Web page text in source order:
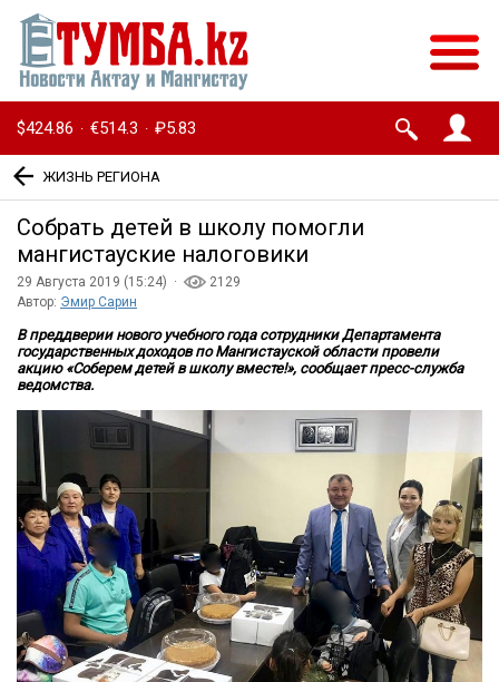
$424.86 · €514.3 · ₽5.83
ЖИЗНЬ РЕГИОНА
Собрать детей в школу помогли
мангистауские налоговики
29 Августа 2019 (15:24) ·
2129
Автор: Эмир Сарин
В преддверии нового учебного года сотрудники Департамента
государственных доходов по Мангистауской области провели
акцию «Соберем детей в школу вместе!», сообщает пресс-служба
ведомства.